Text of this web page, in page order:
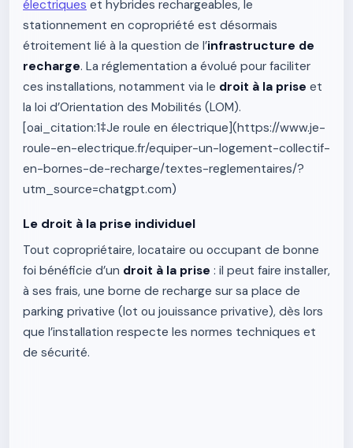
électriques et hybrides rechargeables, le
stationnement en copropriété est désormais
étroitement lié à la question de l’infrastructure de
recharge. La réglementation a évolué pour faciliter
ces installations, notamment via le droit à la prise et
la loi d’Orientation des Mobilités (LOM).
[oai_citation:1‡Je roule en électrique](https://www.je-
roule-en-electrique.fr/equiper-un-logement-collectif-
en-bornes-de-recharge/textes-reglementaires/?
utm_source=chatgpt.com)
Le droit à la prise individuel
Tout copropriétaire, locataire ou occupant de bonne
foi bénéficie d’un droit à la prise : il peut faire installer,
à ses frais, une borne de recharge sur sa place de
parking privative (lot ou jouissance privative), dès lors
que l’installation respecte les normes techniques et
de sécurité.